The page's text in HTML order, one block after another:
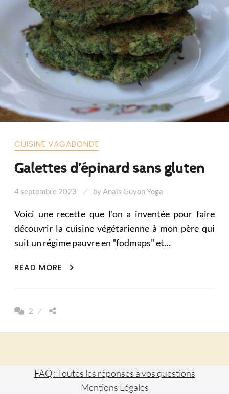
CUISINE VAGABONDE
Galettes d’épinard sans gluten
4 septembre 2023 byAnaïs Guyon Yoga
Voici une recette que l'on a inventée pour faire
découvrir la cuisine végétarienne à mon père qui
suit un régime pauvre en "fodmaps" et…
READ MORE
GALETTES
2
FAQ : Toutes les réponses à vos questions
Mentions Légales